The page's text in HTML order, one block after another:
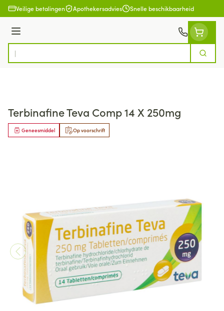
Ga naar de inhoud
Veilige betalingen Apothekersadvies Snelle beschikbaarheid
Menu
Product, merk, categorie...
Zoek
Terbinafine Teva Comp 14 X 250mg
Op voorschrift
Geneesmiddel